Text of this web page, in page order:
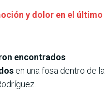
y dolor en el último
encontrados
en una fosa dentro de la